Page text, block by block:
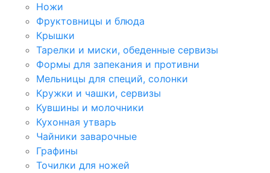
Ножи
Фруктовницы и блюда
Крышки
Тарелки и миски, обеденные сервизы
Формы для запекания и противни
Мельницы для специй, солонки
Кружки и чашки, сервизы
Кувшины и молочники
Кухонная утварь
Чайники заварочные
Графины
Точилки для ножей